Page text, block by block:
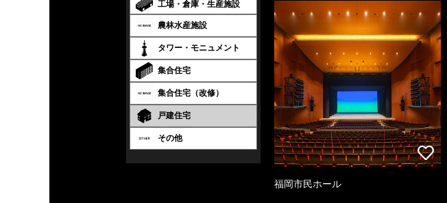
工場・倉庫・生産施設
農林水産施設
タワー・モニュメント
集合住宅
集合住宅（改修）
戸建住宅
その他
福岡市民ホール